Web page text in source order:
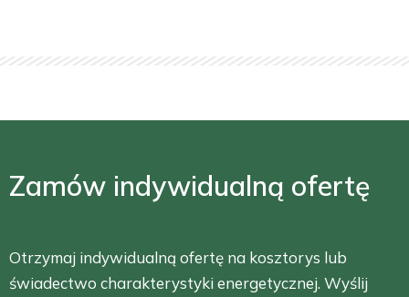
Zamów indywidualną ofertę
Otrzymaj indywidualną ofertę na kosztorys lub
świadectwo charakterystyki energetycznej. Wyślij